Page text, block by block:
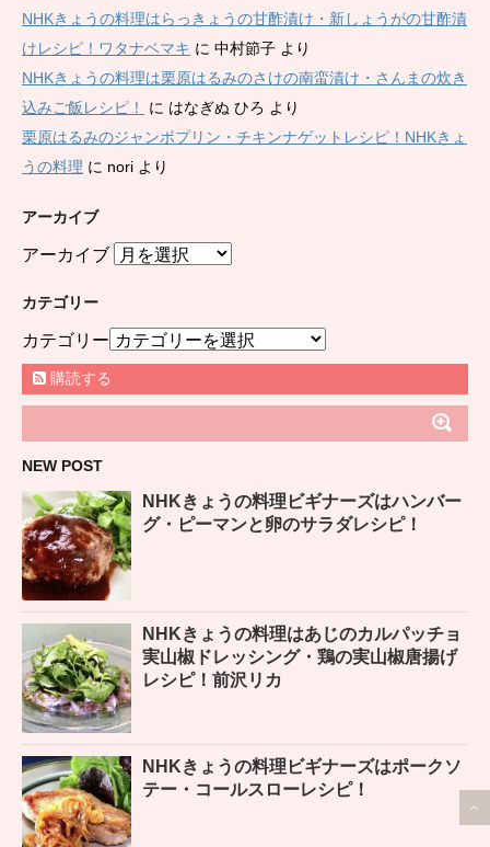
NHKきょうの料理はらっきょうの甘酢漬け・新しょうがの甘酢漬
けレシピ！ワタナベマキ に 中村節子 より
NHKきょうの料理は栗原はるみのさけの南蛮漬け・さんまの炊き
込みご飯レシピ！
に はなぎぬ ひろ より
栗原はるみのジャンボプリン・チキンナゲットレシピ！NHKきょ
うの料理 に nori より
アーカイブ
アーカイブ
カテゴリー
カテゴリー
購読する
NEW POST
NHKきょうの料理ビギナーズはハンバー
グ・ピーマンと卵のサラダレシピ！
NHKきょうの料理はあじのカルパッチョ
実山椒ドレッシング・鶏の実山椒唐揚げ
レシピ！前沢リカ
NHKきょうの料理ビギナーズはポークソ
テー・コールスローレシピ！